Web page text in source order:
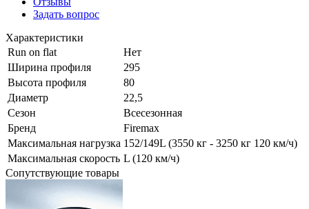
Задать вопрос
Характеристики
Run on flat
Нет
Ширина профиля
295
Высота профиля
80
Диаметр
22,5
Сезон
Всесезонная
Бренд
Firemax
Максимальная нагрузка 152/149L (3550 кг - 3250 кг 120 км/ч)
Максимальная скорость L (120 км/ч)
Сопутствующие товары